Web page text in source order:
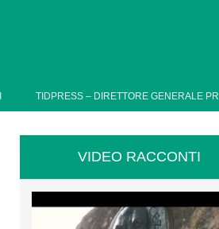
TIDPRESS – DIRETTORE GENERALE
VIDEO RACCONTI